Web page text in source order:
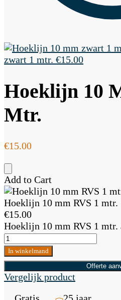
zwart 1 mtr. €15.00
Hoeklijn 10
Mtr.
€15.00
Add to Cart
Hoeklijn 10 mm RVS 1 mtr.
€15.00
Hoeklijn 10 mm RVS 1 mtr.
In winkelmand
Offerte
Vergelijk product
Gratis
25 jaar